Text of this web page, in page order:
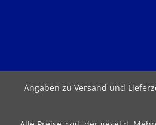
Angaben zu Versand und